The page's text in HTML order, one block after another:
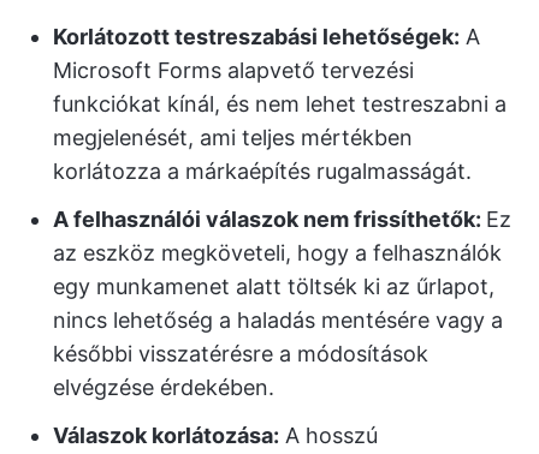
Korlátozott testreszabási lehetőségek: A
Microsoft Forms alapvető tervezési
funkciókat kínál, és nem lehet testreszabni a
megjelenését, ami teljes mértékben
korlátozza a márkaépítés rugalmasságát.
A felhasználói válaszok nem frissíthetők: Ez
az eszköz megköveteli, hogy a felhasználók
egy munkamenet alatt töltsék ki az űrlapot,
nincs lehetőség a haladás mentésére vagy a
későbbi visszatérésre a módosítások
elvégzése érdekében.
Válaszok korlátozása: A hosszú